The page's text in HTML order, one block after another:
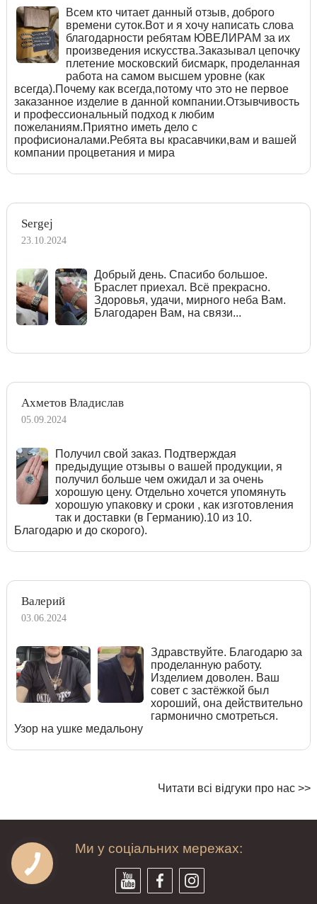
Всем кто читает данный отзыв, доброго
времени суток.Вот и я хочу написать слова
благодарности ребятам ЮВЕЛИРАМ за их
произведения искусства.Заказывал цепочку
плетение московский бисмарк, проделанная
работа на самом высшем уровне (как
всегда).Почему как всегда,потому что это не первое
заказанное изделие в данной компании.Отзывчивость
и профессиональный подход к любим
пожеланиям.Приятно иметь дело с
профисионалами.Ребята вы красавчики,вам и вашей
компании процветания и мира
Sergej
23.10.2024
Добрый день. Спасибо большое.
Браслет приехал. Всё прекрасно.
Здоровья, удачи, мирного неба Вам.
Благодарен Вам, на связи...
Ахметов Владислав
05.09.2024
Получил свой заказ. Подтверждая
предыдущие отзывы о вашей продукции, я
получил больше чем ожидал и за очень
хорошую цену. Отдельно хочется упомянуть
хорошую упаковку и сроки , как изготовления
так и доставки (в Германию).10 из 10.
Благодарю и до скорого).
Валерий
03.06.2024
Здравствуйте. Благодарю за
проделанную работу.
Изделием доволен. Ваш
совет с застёжкой был
хороший, она действительно
гармонично смотреться.
Узор на ушке медальону
Читати всі відгуки про нас >>
Ми у соціальних мережах: